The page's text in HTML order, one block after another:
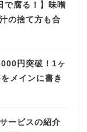
で腐る！】味噌
の捨て方も合
円突破！1ヶ
メインに書き
ービスの紹介